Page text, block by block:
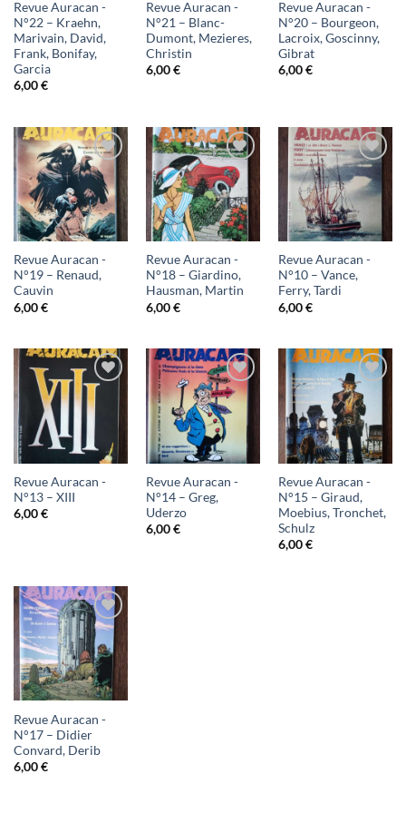
Revue Auracan -
N°22 – Kraehn,
Marivain, David,
Frank, Bonifay,
Garcia
6,00€
Revue Auracan -
N°21 – Blanc-
Dumont, Mezieres,
Christin
6,00€
Revue Auracan -
N°20 – Bourgeon,
Lacroix, Goscinny,
Gibrat
6,00€
Ajouter
à ma
liste
Revue Auracan -
N°19 – Renaud,
Cauvin
6,00€
Ajouter
à ma
liste
Revue Auracan -
N°18 – Giardino,
Hausman, Martin
6,00€
Ajouter
à ma
liste
Revue Auracan -
N°10 – Vance,
Ferry, Tardi
6,00€
Ajouter
liste
Revue Auracan -
N°13 – XIII
6,00€
Ajouter
à ma
liste
Revue Auracan -
N°14 – Greg,
Uderzo
6,00€
Ajouter
à ma
liste
Revue Auracan -
N°15 – Giraud,
Moebius, Tronchet,
Schulz
6,00€
Ajouter
à ma
liste
Revue Auracan -
N°17 – Didier
Convard, Derib
6,00€